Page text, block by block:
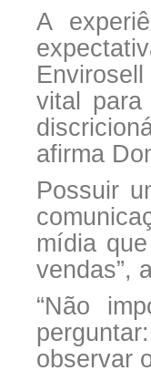
A
vital para
afirma
Possuir
mídia
vendas”,
“Não
observar